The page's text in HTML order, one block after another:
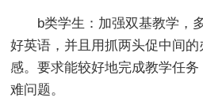
b类学生：加强双基教学，
好英语，并且用抓两头促中间
感。要求能较好地完成教学任
难问题。